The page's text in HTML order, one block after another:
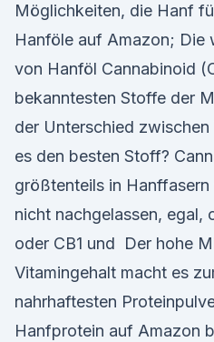
Möglichkeiten, die Hanf
Hanföle auf Amazon; Die
von Hanföl Cannabinoid
bekanntesten Stoffe der
der Unterschied
es den besten Stoff?
größtenteils in
nicht nachgelassen, egal,
oder CB1 und Der hohe
Vitamingehalt macht es
nahrhaftesten
Hanfprotein auf Amazon